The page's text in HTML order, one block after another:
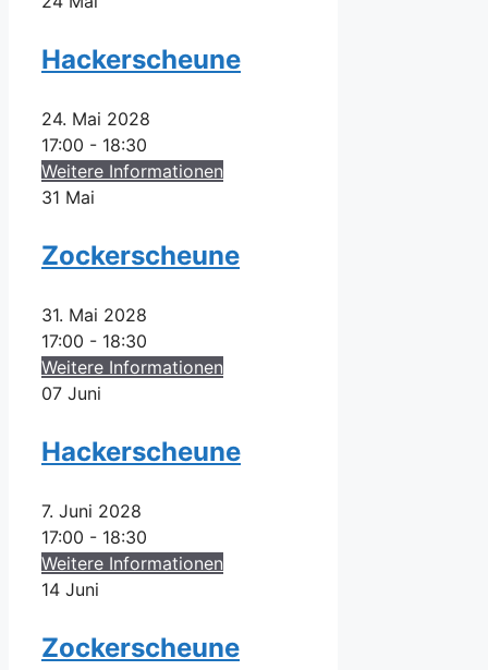
Hackerscheune
24. Mai 2028
17:00 - 18:30
Weitere Informationen
31 Mai
Zockerscheune
31. Mai 2028
17:00 - 18:30
Weitere Informationen
07 Juni
Hackerscheune
7. Juni 2028
17:00 - 18:30
Weitere Informationen
14 Juni
Zockerscheune